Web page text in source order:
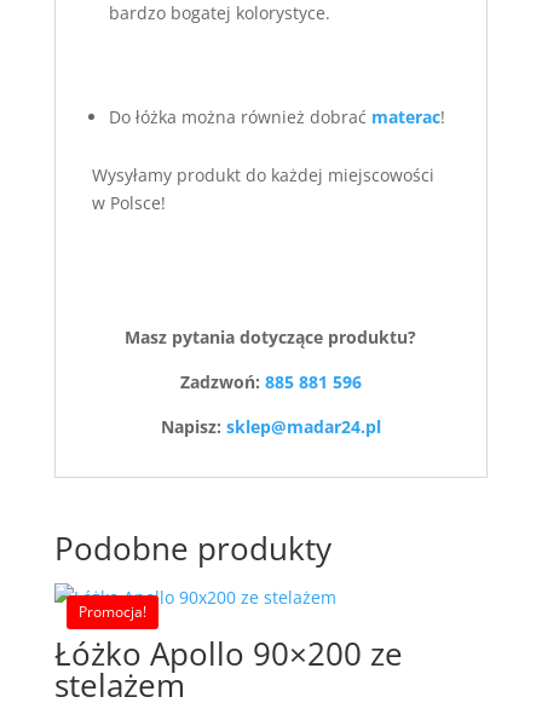
bardzo bogatej kolorystyce.
Do łóżka można również dobrać materac!
Wysyłamy produkt do każdej miejscowości
w Polsce!
Masz pytania dotyczące produktu?
Zadzwoń: 885 881 596
Napisz: sklep@madar24.pl
Podobne produkty
Promocja!
Łóżko Apollo 90×200 ze
stelażem